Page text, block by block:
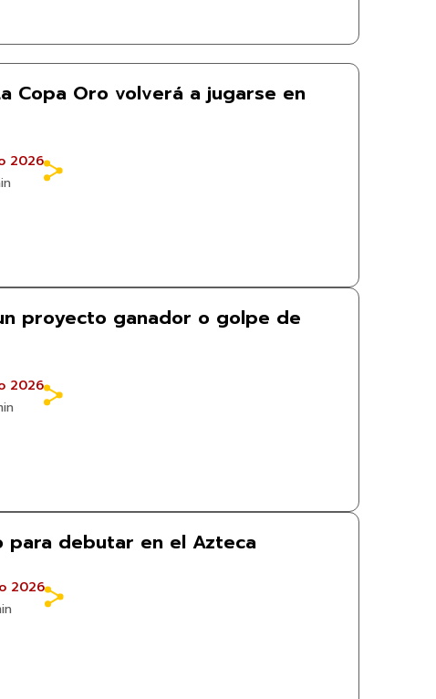
Copa Oro volverá a jugarse en
2026
proyecto ganador o golpe de
2026
para debutar en el Azteca
2026